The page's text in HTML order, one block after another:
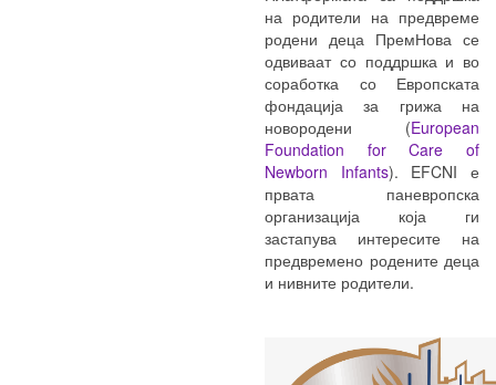
на родители на предвреме
родени деца ПремНова се
одвиваат со поддршка и во
соработка со Европската
фондација за грижа на
новородени (European
Foundation for Care of
Newborn Infants). EFCNI е
првата паневропска
организација која ги
застапува интересите на
предвремено родените деца
и нивните родители.